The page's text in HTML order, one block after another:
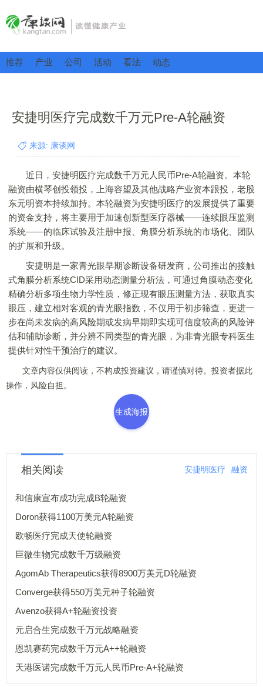
推荐 产业 公司 活动 看法 动态
安捷明医疗完成数千万元Pre-A轮融资
来源: 康谈网
近日，安捷明医疗完成数千万元人民币Pre-A轮融资。本轮
融资由横琴创投领投，上海容望及其他战略产业资本跟投，老股
东元明资本持续加持。本轮融资为安捷明医疗的发展提供了重要
的资金支持，将主要用于加速创新型医疗器械——连续眼压监测
系统——的临床试验及注册申报、角膜分析系统的市场化、团队
的扩展和升级。
安捷明是一家青光眼早期诊断设备研发商，公司推出的接触
式角膜分析系统CID采用动态测量分析法，可通过角膜动态变化
精确分析多项生物力学性质，修正现有眼压测量方法，获取真实
眼压，建立相对客观的青光眼指数，不仅用于初步筛查，更进一
步在尚未发病的高风险期或发病早期即实现可信度较高的风险评
估和辅助诊断，并分辨不同类型的青光眼，为非青光眼专科医生
提供针对性干预治疗的建议。
文章内容仅供阅读，不构成投资建议，请谨慎对待。投资者据此
操作，风险自担。
生成海报
相关阅读 安捷明医疗 融资
和信康宣布成功完成B轮融资
Doron获得1100万美元A轮融资
欧畅医疗完成天使轮融资
巨微生物完成数千万级融资
AgomAb Therapeutics获得8900万美元D轮融资
Converge获得550万美元种子轮融资
Avenzo获得A+轮融资投资
元启合生完成数千万元战略融资
恩凯赛药完成数千万元A++轮融资
天港医诺完成数千万元人民币Pre-A+轮融资